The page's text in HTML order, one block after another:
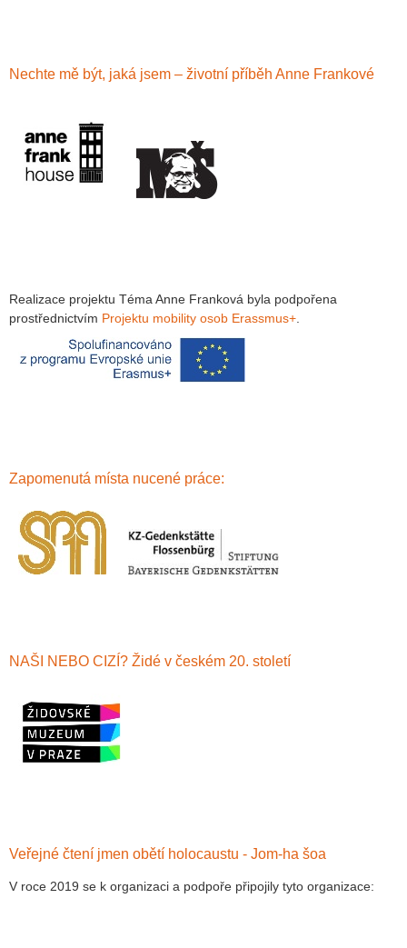
Nechte mě být, jaká jsem – životní příběh Anne Frankové
Realizace projektu Téma Anne Franková byla podpořena
prostřednictvím Projektu mobility osob Erassmus+
Zapomenutá místa nucené práce:
NAŠI NEBO CIZÍ? Židé v českém 20. století
Veřejné čtení jmen obětí holocaustu - Jom-ha šoa
V roce 2019 se k organizaci a podpoře připojily tyto organizace: